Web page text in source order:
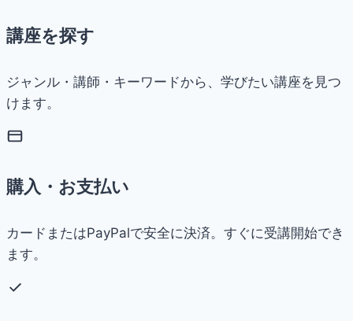
講座を探す
ジャンル・講師・キーワードから、学びたい講座を見つ
けます。
購入・お支払い
カードまたはPayPalで安全に決済。すぐに受講開始でき
ます。